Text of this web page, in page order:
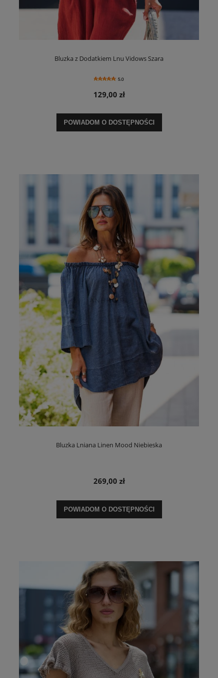
Bluzka z Dodatkiem Lnu Vidows Szara
5.0
129,00 zł
POWIADOM O DOSTĘPNOŚCI
Bluzka Lniana Linen Mood Niebieska
269,00 zł
POWIADOM O DOSTĘPNOŚCI